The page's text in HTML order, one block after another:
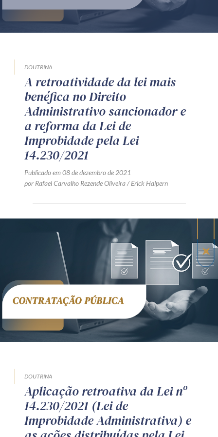
Produtos e serviços
Mentoria Zênite
Capacitação
Zênite Online
Eventos presenciais
Zênite in Company
Diferenciais
Receba por RSS
Av. Sete de Setembro, 4698
Batel Curitiba/PR CEP80240-000
Telefone (41) 2109-8666
Whatsapp (41) 98881-6616
DOUTRINA
A retroatividade da lei mais
benéfica no Direito
Administrativo sancionador e
a reforma da Lei de
Improbidade pela Lei
14.230/2021
Publicado em 08 de dezembro de 2021
por Rafael Carvalho Rezende Oliveira / Erick Halpern
DOUTRINA
Aplicação retroativa da Lei nº
14.230/2021 (Lei de
Improbidade Administrativa) e